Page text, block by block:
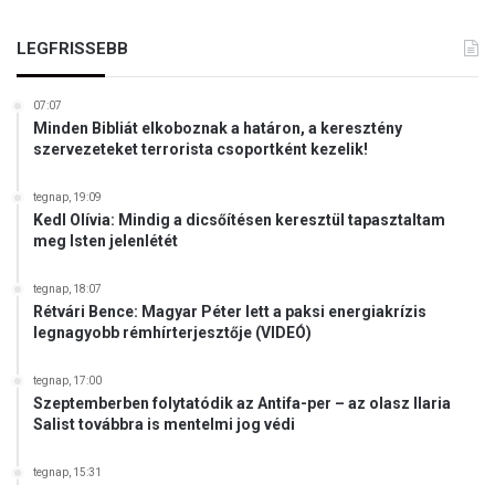
LEGFRISSEBB
07:07
Minden Bibliát elkoboznak a határon, a keresztény
szervezeteket terrorista csoportként kezelik!
tegnap, 19:09
Kedl Olívia: Mindig a dicsőítésen keresztül tapasztaltam
meg Isten jelenlétét
tegnap, 18:07
Rétvári Bence: Magyar Péter lett a paksi energiakrízis
legnagyobb rémhírterjesztője (VIDEÓ)
tegnap, 17:00
Szeptemberben folytatódik az Antifa-per – az olasz Ilaria
Salist továbbra is mentelmi jog védi
tegnap, 15:31